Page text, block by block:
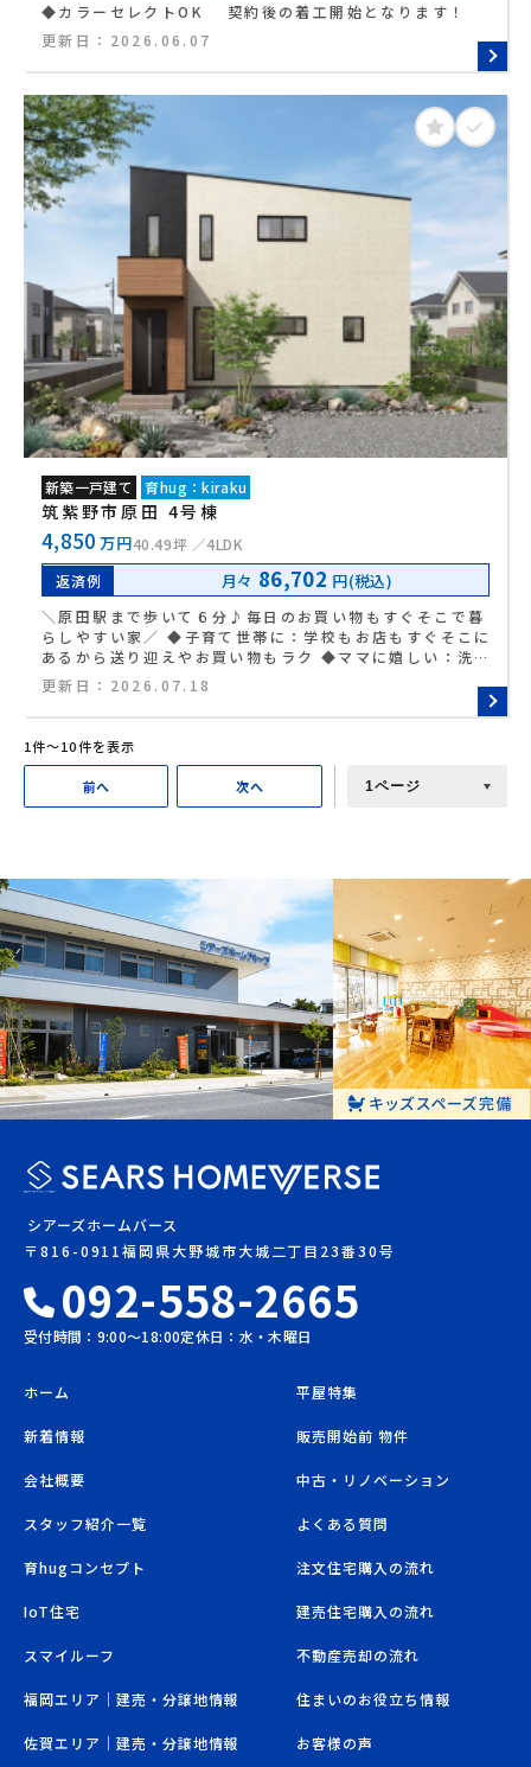
◆カラーセレクトOK 契約後の着工開始となります！
更新日： 2026.06.07
新築一戸建て 育hug：kiraku
筑紫野市原田 4号棟
4,850 万円40.49坪
4LDK
返済例
月々 86,702 円(税込)
＼原田駅まで歩いて６分♪毎日のお買い物もすぐそこで暮
らしやすい家／ ◆子育て世帯に：学校もお店もすぐそこに
あるから送り迎えやお買い物もラク ◆ママに嬉しい：洗面
と脱衣が別々だからお風呂中も気兼ねなく使えます♪ ◆パ
パに嬉しい：原田駅まで歩いて６分！毎日の通勤がゆった
り快適になる ◆家族みんなに：おでかけ帰りにスマホでエ
アコンをつけてお部屋を快適に☆
更新日： 2026.07.18
1件〜10件を表示
前へ 次へ
シアーズホームバース
〒816-0911福岡県大野城市大城二丁目23番30号
092-558-2665
受付時間：9:00〜18:00定休日：水・木曜日
ホーム
新着情報
会社概要
スタッフ紹介一覧
育hugコンセプト
IoT住宅
スマイルーフ
福岡エリア｜建売・分譲地情報
佐賀エリア｜建売・分譲地情報
平屋特集
販売開始前 物件
中古・リノベーション
よくある質問
注文住宅購入の流れ
建売住宅購入の流れ
不動産売却の流れ
住まいのお役立ち情報
お客様の声